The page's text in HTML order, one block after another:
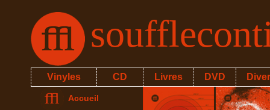
Vinyles CD Livres DVD
Accueil